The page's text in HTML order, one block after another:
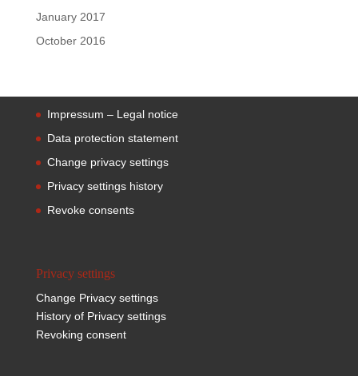
January 2017
October 2016
Impressum – Legal notice
Data protection statement
Change privacy settings
Privacy settings history
Revoke consents
Privacy settings
Change Privacy settings
History of Privacy settings
Revoking consent